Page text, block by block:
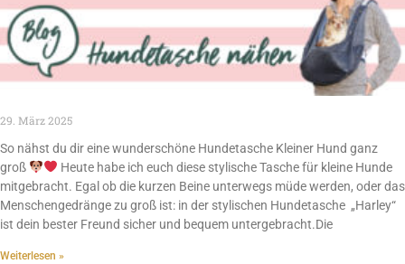
29. März 2025
So nähst du dir eine wunderschöne Hundetasche Kleiner Hund ganz
groß
Heute habe ich euch diese stylische Tasche für kleine Hunde
mitgebracht. Egal ob die kurzen Beine unterwegs müde werden, oder das
Menschengedränge zu groß ist: in der stylischen Hundetasche „Harley“
ist dein bester Freund sicher und bequem untergebracht.Die
Weiterlesen »